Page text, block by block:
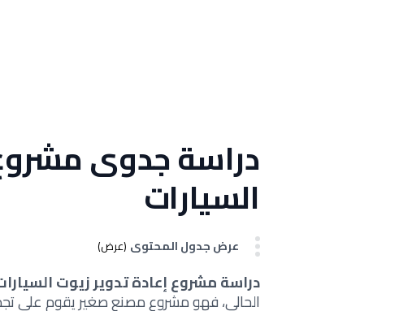
دراسة جدوى
السيارات
عرض جدول المحتوى (عرض)
دراسة مشروع إعادة تدوير زيوت
الحالي، فهو مشروع مصنع صغير يقوم على